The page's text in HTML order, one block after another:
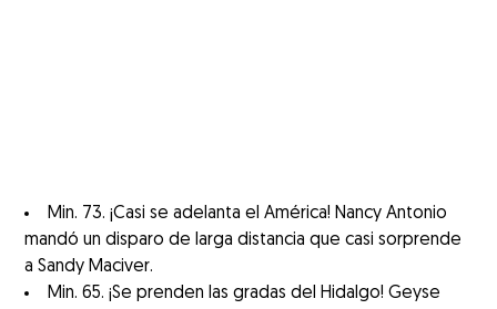
Min. 73. ¡Casi se adelanta el América! Nancy Antonio
mandó un disparo de larga distancia que casi sorprende
a Sandy Maciver.
Min. 65. ¡Se prenden las gradas del Hidalgo! Geyse